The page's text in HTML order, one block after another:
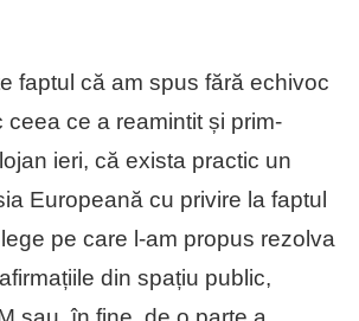
faptul că am spus fără echivoc
ceea ce a reamintit și prim-
ieri, că exista practic un
Europeană cu privire la faptul
pe care l-am propus rezolva
din spațiu public,